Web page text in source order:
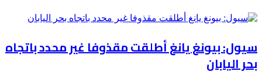
سيول: بيونغ يانغ أطلقت مقذوفا غير محدد باتجاه
بحر اليابان